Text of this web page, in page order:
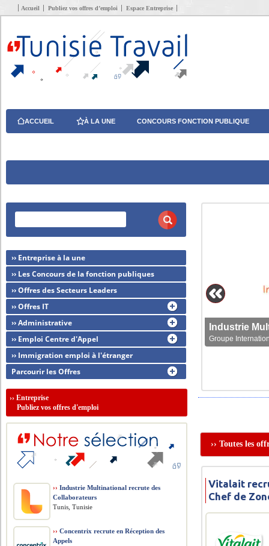
Accueil Publiez vos offres d’emploi Espace Entreprise
ACCUEIL À LA UNE CONCOURS FONCTION PUBLIQUE
Groupe
›› Toutes les
Vitalait
Chef de
›› Entreprise à la une
›› Les Concours de la fonction publiques
›› Offres des Secteurs Leaders
›› Offres IT
›› Administrative
›› Emploi Centre d'Appel
›› Immigration emploi à l'étranger
Parcourir les Offres
››Entreprise
Publiez vos offres d'emploi
›› Industrie Multinational recrute des
Collaborateurs
Tunis, Tunisie
›› Concentrix recrute en Réception des
Appels